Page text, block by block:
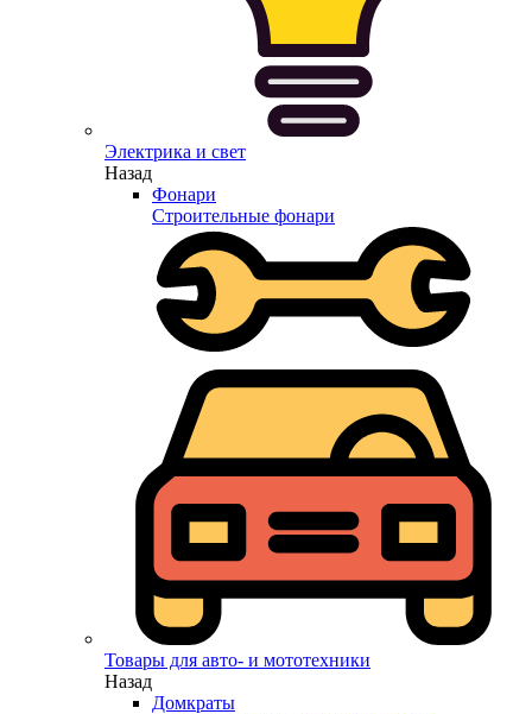
Электрика и свет
Назад
Фонари
Строительные фонари
Товары для авто- и мототехники
Назад
Домкраты